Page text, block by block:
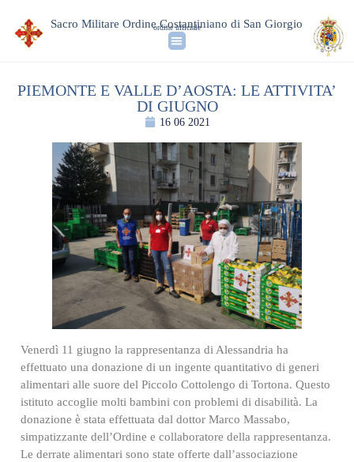
Sacro Militare Ordine Costantiniano di San Giorgio
ordine ufficiale
PIEMONTE E VALLE D’AOSTA: LE ATTIVITA’
DI GIUGNO
16 06 2021
Venerdì 11 giugno la rappresentanza di Alessandria ha
effettuato una donazione di un ingente quantitativo di generi
alimentari alle suore del Piccolo Cottolengo di Tortona. Questo
istituto accoglie molti bambini con problemi di disabilità. La
donazione è stata effettuata dal dottor Marco Massabo,
simpatizzante dell’Ordine e collaboratore della rappresentanza.
Le derrate alimentari sono state offerte dall’associazione